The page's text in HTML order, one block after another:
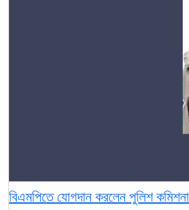
বিএমপিতে যোগদান করলেন পুলিশ